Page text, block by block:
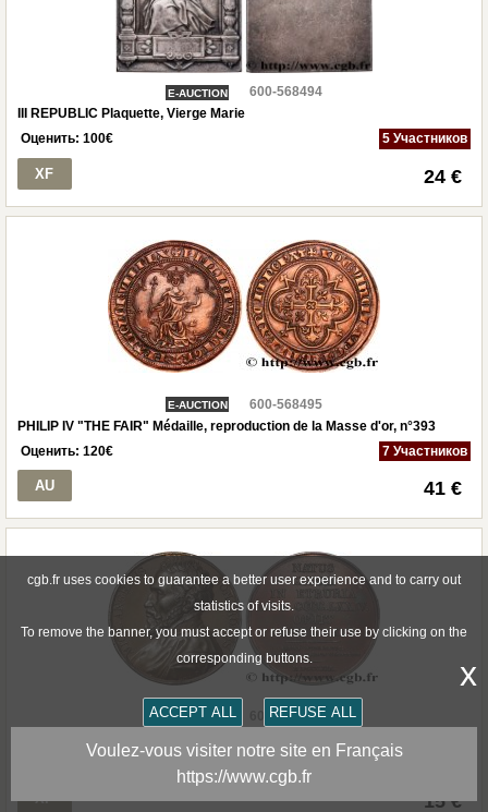
E-AUCTION
600-568494
III REPUBLIC Plaquette, Vierge Marie
Оценить: 100€ 5 Участников
XF 24 €
E-AUCTION
600-568495
PHILIP IV "THE FAIR" Médaille, reproduction de la Masse d'or, n°393
Оценить: 120€ 7 Участников
AU 41 €
E-AUCTION
600-568496
XF 15 €
cgb.fr uses cookies to guarantee a better user experience and to carry out
statistics of visits.
To remove the banner, you must accept or refuse their use by clicking on the
corresponding buttons.
ACCEPT ALL REFUSE ALL
x
Voulez-vous visiter notre site en Français
https://www.cgb.fr